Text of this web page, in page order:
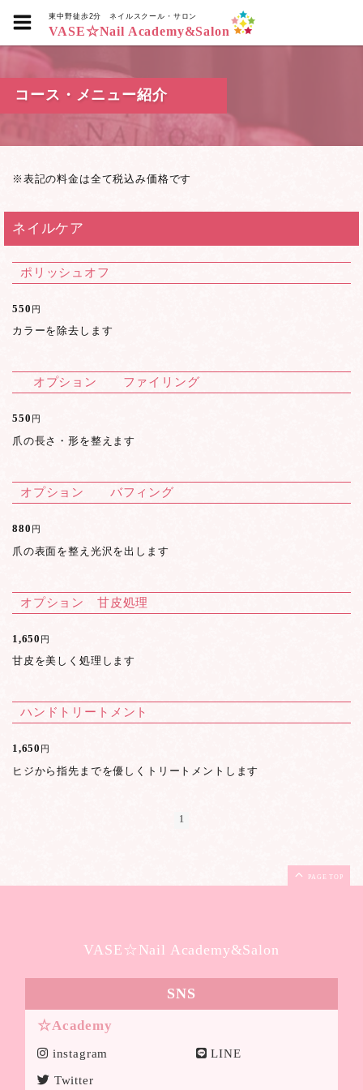
東中野徒歩2分ネイルスクール・サロン
VASE☆Nail Academy&Salon
コース・メニュー紹介
※表記の料金は全て税込み価格です
ネイルケア
ポリッシュオフ
550 円
カラーを除去します
オプション ファイリング
550 円
爪の長さ・形を整えます
オプション バフィング
880 円
爪の表面を整え光沢を出します
オプション 甘皮処理
1,650 円
甘皮を美しく処理します
ハンドトリートメント
1,650 円
ヒジから指先までを優しくトリートメントします
1
PAGE TOP
VASE☆Nail Academy&Salon
SNS
☆Academy
instagram LINE
Twitter